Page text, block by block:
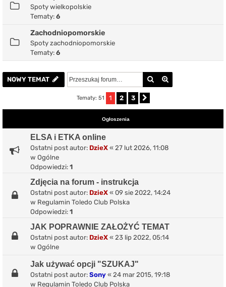
Spoty wielkopolskie
Tematy: 6
Zachodniopomorskie
Spoty zachodniopomorskie
Tematy: 6
NOWY TEMAT Szukaj
Tematy: 51 1 2 3
Ogłoszenia
ELSA i ETKA online
Ostatni post autor: DzieX « 27 lut 2026, 11:08
w Ogólne
Odpowiedzi: 1
Zdjęcia na forum - instrukcja
Ostatni post autor: DzieX « 09 sie 2022, 14:24
w Regulamin Toledo Club Polska
Odpowiedzi: 1
JAK POPRAWNIE ZAŁOŻYĆ TEMAT
Ostatni post autor: DzieX « 23 lip 2022, 05:14
w Ogólne
Jak używać opcji "SZUKAJ"
Ostatni post autor: Sony « 24 mar 2015, 19:18
w Regulamin Toledo Club Polska